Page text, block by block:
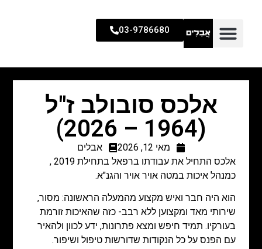
03-9786680
אלכס סובולב ז"ל
(1964 – 2026)
מאי 12, 2026
אבלים
אלכס התחיל את עבודתו ברפאל בתחילת 2019 ,
כמנהל איכות במטה אויר אויר והגנ"א.
הוא היה חבר ואיש מקצוע מהמעלה הראשונה: מסור,
שירותי מאד ומקצוען ללא רבב- כזה שהאיכות זורמת
בעורקיו. תמיד חיפש ומצא פתרונות, ידע לכוון ולהאיר
עם הפנס על כל הנקודות שדורשות טיפול ושיפור.